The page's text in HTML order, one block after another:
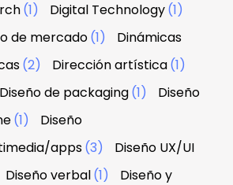
(1) Digital Technology(1)
de mercado(1)
Dinámicas
(2) Dirección artística(1)
Diseño de packaging(1)
Diseño
(1)
Diseño
apps(3)
Diseño UX/UI
Diseño verbal(1)
Diseño y